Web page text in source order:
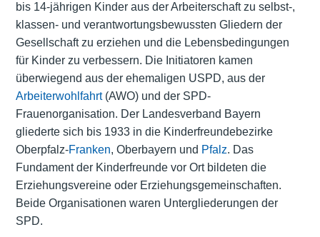
bis 14-jährigen Kinder aus der Arbeiterschaft zu selbst-,
klassen- und verantwortungsbewussten Gliedern der
Gesellschaft zu erziehen und die Lebensbedingungen
für Kinder zu verbessern. Die Initiatoren kamen
überwiegend aus der ehemaligen USPD, aus der
Arbeiterwohlfahrt(AWO) und der SPD-
Frauenorganisation. Der Landesverband Bayern
gliederte sich bis 1933 in die Kinderfreundebezirke
Oberpfalz-Franken, Oberbayern und Pfalz. Das
Fundament der Kinderfreunde vor Ort bildeten die
Erziehungsvereine oder Erziehungsgemeinschaften.
Beide Organisationen waren Untergliederungen der
SPD.